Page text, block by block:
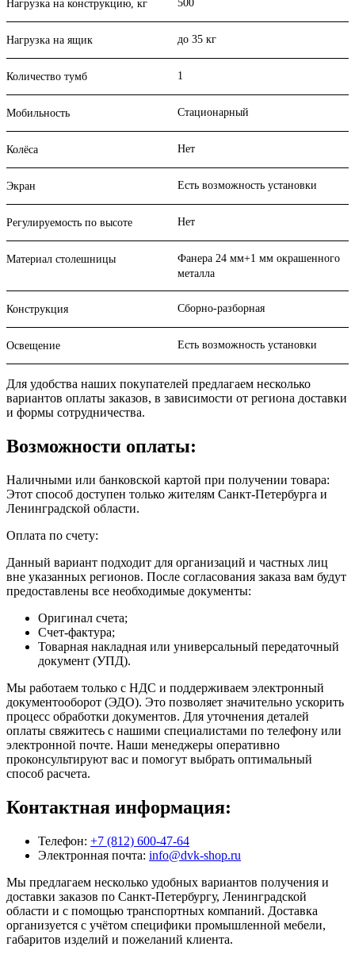
Нагрузка на конструкцию, кг 500
Нагрузка на ящик до 35 кг
Количество тумб 1
Мобильность Стационарный
Колёса Нет
Экран Есть возможность установки
Регулируемость по высоте Нет
Материал столешницы
Фанера 24 мм+1 мм окрашенного
металла
Конструкция Сборно-разборная
Освещение Есть возможность установки
Для удобства наших покупателей предлагаем несколько
вариантов оплаты заказов, в зависимости от региона доставки
и формы сотрудничества.
Возможности оплаты:
Наличными или банковской картой при получении товара:
Этот способ доступен только жителям Санкт-Петербурга и
Ленинградской области.
Оплата по счету:
Данный вариант подходит для организаций и частных лиц
вне указанных регионов. После согласования заказа вам будут
предоставлены все необходимые документы:
Оригинал счета;
Счет-фактура;
Товарная накладная или универсальный передаточный
документ (УПД).
Мы работаем только с НДС и поддерживаем электронный
документооборот (ЭДО). Это позволяет значительно ускорить
процесс обработки документов. Для уточнения деталей
оплаты свяжитесь с нашими специалистами по телефону или
электронной почте. Наши менеджеры оперативно
проконсультируют вас и помогут выбрать оптимальный
способ расчета.
Контактная информация:
Телефон: +7 (812) 600-47-64
Электронная почта: info@dvk-shop.ru
Мы предлагаем несколько удобных вариантов получения и
доставки заказов по Санкт-Петербургу, Ленинградской
области и с помощью транспортных компаний. Доставка
организуется с учётом специфики промышленной мебели,
габаритов изделий и пожеланий клиента.